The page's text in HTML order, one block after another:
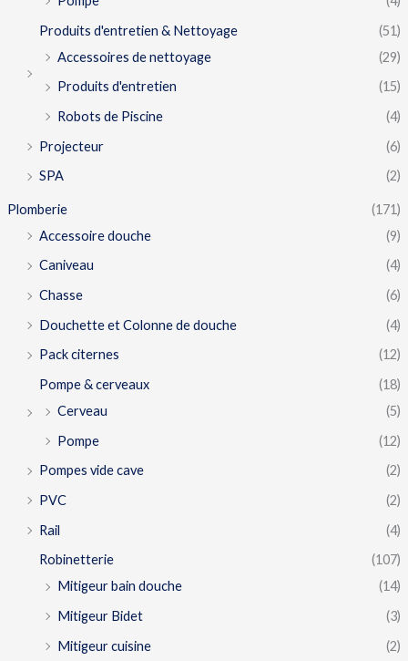
Produits d'entretien & Nettoyage
(51)
Accessoires de nettoyage
(29)
Produits d'entretien
(15)
Robots de Piscine
(4)
Projecteur
(6)
SPA
(2)
Plomberie
(171)
Accessoire douche
(9)
Caniveau
(4)
Chasse
(6)
Douchette et Colonne de douche
(4)
Pack citernes
(12)
Pompe & cerveaux
(18)
Cerveau
(5)
Pompe
(12)
Pompes vide cave
(2)
PVC
(2)
Rail
(4)
Robinetterie
(107)
Mitigeur bain douche
(14)
Mitigeur Bidet
(3)
Mitigeur cuisine
(2)